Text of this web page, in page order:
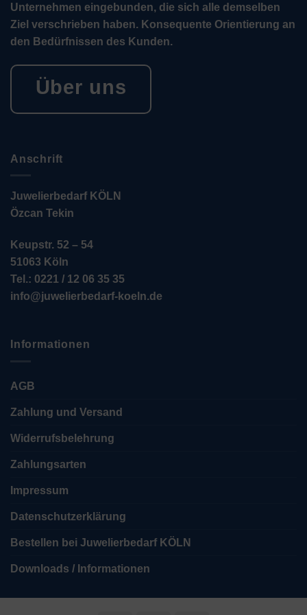
Unternehmen eingebunden, die sich alle demselben
Ziel verschrieben haben. Konsequente Orientierung an
den Bedürfnissen des Kunden.
Über uns
Anschrift
Juwelierbedarf KÖLN
Özcan Tekin
Keupstr. 52 – 54
51063 Köln
Tel.: 0221 / 12 06 35 35
info@juwelierbedarf-koeln.de
Informationen
AGB
Zahlung und Versand
Widerrufsbelehrung
Zahlungsarten
Impressum
Datenschutzerklärung
Bestellen bei Juwelierbedarf KÖLN
Downloads / Informationen